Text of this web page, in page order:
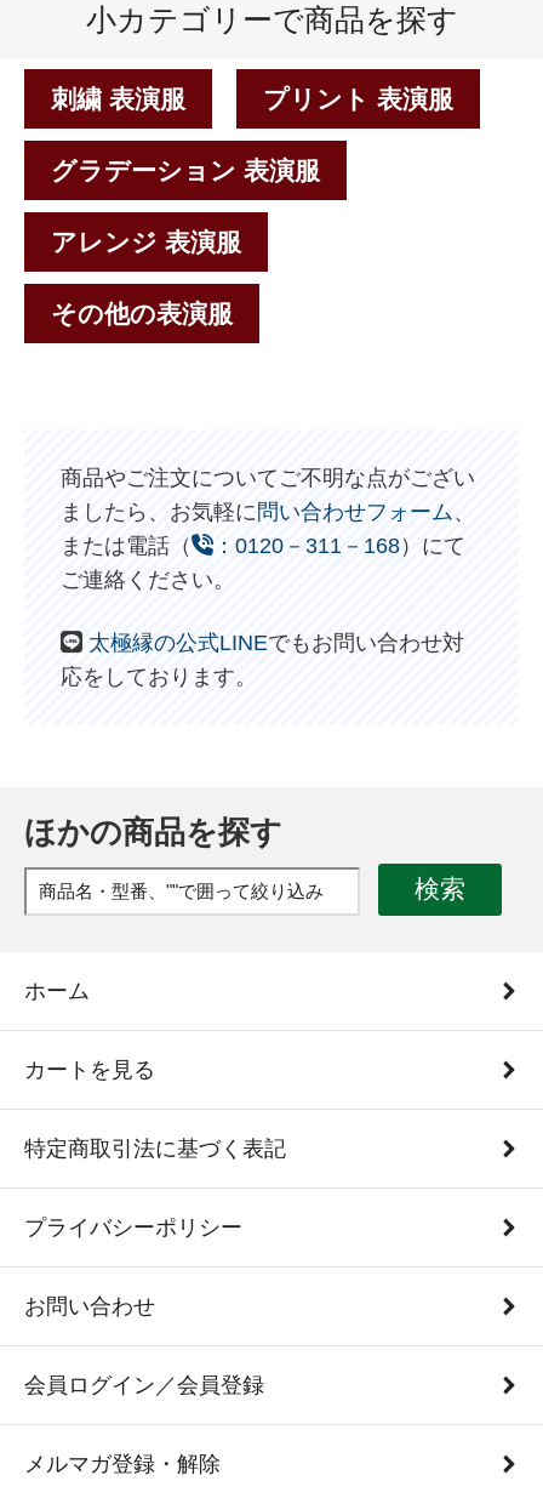
小カテゴリーで商品を探す
刺繍 表演服 プリント 表演服
グラデーション 表演服
アレンジ 表演服
その他の表演服
商品やご注文についてご不明な点がござい
ましたら、お気軽に 問い合わせフォーム 、
または電話（
：0120－311－168）にて
ご連絡ください。
太極縁の公式LINEでもお問い合わせ対
応をしております。
ほかの商品を探す
検索
ホーム
カートを見る
特定商取引法に基づく表記
プライバシーポリシー
お問い合わせ
会員ログイン／会員登録
メルマガ登録・解除